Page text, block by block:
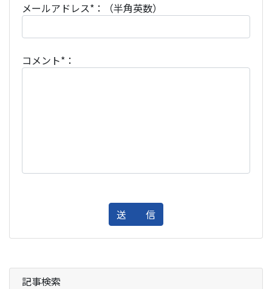
メールアドレス*：（半角英数）
コメント*：
送 信
記事検索